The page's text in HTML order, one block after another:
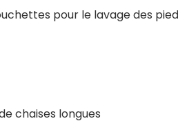
pour le lavage des
chaises longues